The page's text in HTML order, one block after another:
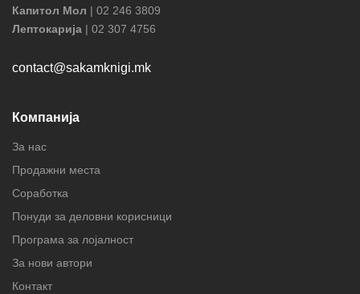
Капитол Мол | 02 246 3809
Лептокарија | 02 307 4756
contact@sakamknigi.mk
Компанија
За нас
Продажни места
Соработка
Понуди за деловни корисници
Програма за лојалност
За нови автори
Контакт